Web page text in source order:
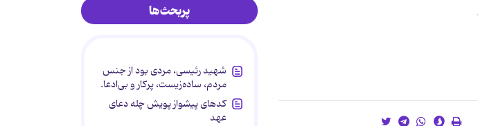
پربحث‌ها
شهید رئیسی، مردی بود از جنس
مردم، ساده‌زیست، پرکار و بی‌ادعا.
کدهای پیشواز پویش چله دعای
عهد